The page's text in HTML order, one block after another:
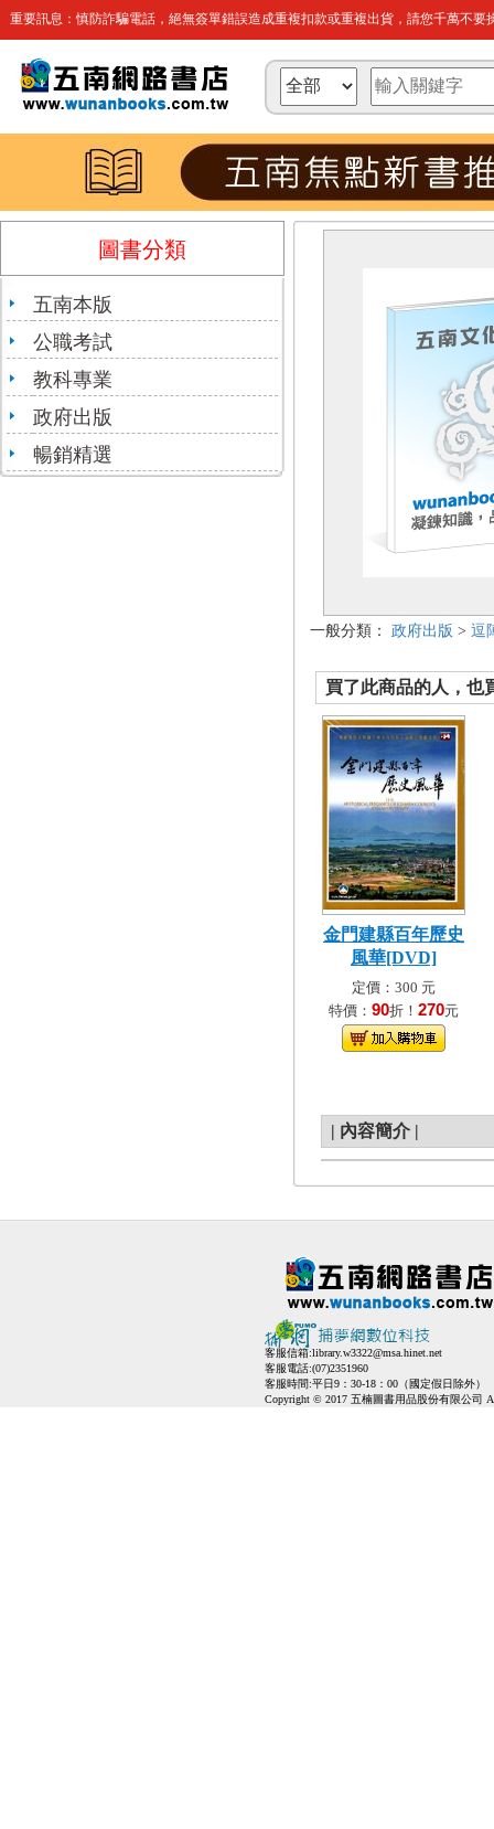
重要訊息：慎防詐騙電話，絕無簽單錯誤造成重複扣款或重複出貨，請您千萬不要
圖書分類
五南本版
公職考試
教科專業
政府出版
暢銷精選
一般分類： 政府出版 > 逗
買了此商品的人，也
金門建縣百年歷史
風華[DVD]
定價：300 元
特價： 90折！ 270元
| 內容簡介 |
客服信箱:library.w3322@msa.hinet.net
客服電話:(07)2351960
客服時間:平日9：30-18：00（國定假日除外）
Copyright © 2017 五楠圖書用品股份有限公司